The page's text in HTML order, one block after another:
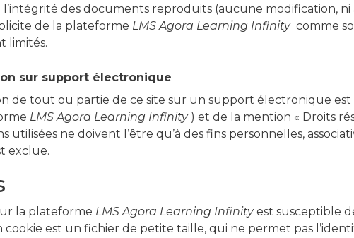
l’intégrité des documents reproduits (aucune modification, ni
de la plateforme LMS Agora Learning Infinitycomme
limités.
sur support électronique
de tout ou partie de ce site sur un support électronique est
LMS Agora Learning Infinity) et de la mention « Droits
utilisées ne doivent l’être qu’à des fins personnelles,
exclue.
la plateforme LMS Agora Learning Infinityest susceptible
cookie est un fichier de petite taille, qui ne permet pas